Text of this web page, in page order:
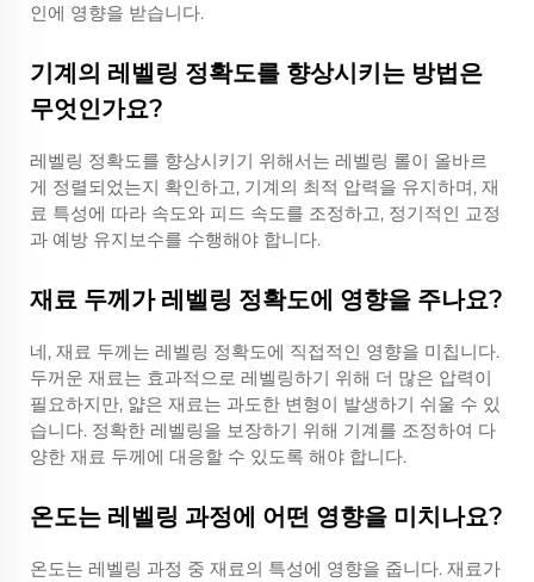
인에 영향을 받습니다.
기계의 레벨링 정확도를 향상시키는 방법은
무엇인가요?
레벨링 정확도를 향상시키기 위해서는 레벨링 롤이 올바르
게 정렬되었는지 확인하고, 기계의 최적 압력을 유지하며, 재
료 특성에 따라 속도와 피드 속도를 조정하고, 정기적인 교정
과 예방 유지보수를 수행해야 합니다.
재료 두께가 레벨링 정확도에 영향을 주나요?
네, 재료 두께는 레벨링 정확도에 직접적인 영향을 미칩니다.
두꺼운 재료는 효과적으로 레벨링하기 위해 더 많은 압력이
필요하지만, 얇은 재료는 과도한 변형이 발생하기 쉬울 수 있
습니다. 정확한 레벨링을 보장하기 위해 기계를 조정하여 다
양한 재료 두께에 대응할 수 있도록 해야 합니다.
온도는 레벨링 과정에 어떤 영향을 미치나요?
온도는 레벨링 과정 중 재료의 특성에 영향을 줍니다. 재료가